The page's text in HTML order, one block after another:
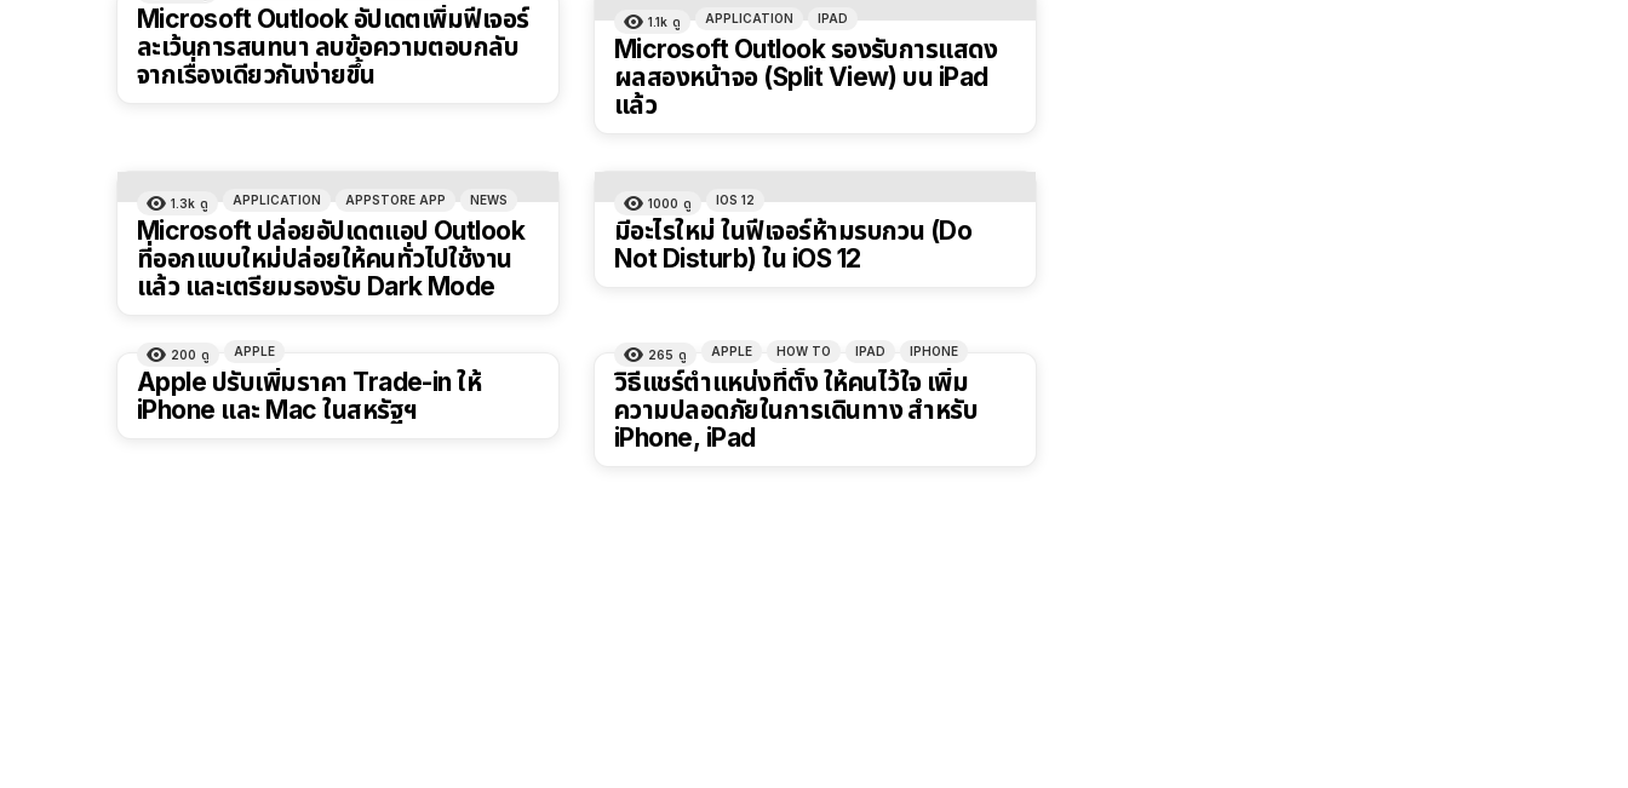
Microsoft Outlook อัปเดตเพิ่มฟีเจอร์
ละเว้นการสนทนา ลบข้อความตอบกลับ
จากเรื่องเดียวกันง่ายขึ้น
1.1k ดู APPLICATION IPAD
Microsoft Outlook รองรับการแสดง
ผลสองหน้าจอ (Split View) บน iPad
แล้ว
1.3k ดู APPLICATION APPSTORE APP NEWS
Microsoft ปล่อยอัปเดตแอป Outlook
ที่ออกแบบใหม่ปล่อยให้คนทั่วไปใช้งาน
แล้ว และเตรียมรองรับ Dark Mode
1000 ดู IOS 12
มีอะไรใหม่ ในฟีเจอร์ห้ามรบกวน (Do
Not Disturb) ใน iOS 12
200 ดู APPLE
Apple ปรับเพิ่มราคา Trade-in ให้
iPhone และ Mac ในสหรัฐฯ
265 ดู APPLE HOW TO IPAD IPHONE
วิธีแชร์ตำแหน่งที่ตั้ง ให้คนไว้ใจ เพิ่ม
ความปลอดภัยในการเดินทาง สำหรับ
iPhone, iPad